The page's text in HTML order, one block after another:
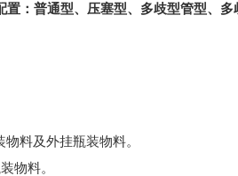
：普通型、压塞型、多歧型管型、多
料及外挂瓶装物料。
物料。